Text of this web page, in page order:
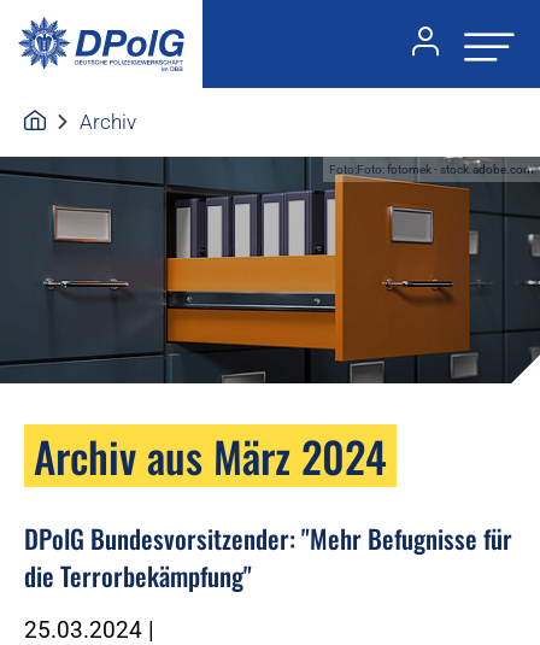
Archiv
Foto:Foto: fotomek - stock.adobe.com
Archiv aus März 2024
DPolG Bundesvorsitzender: "Mehr Befugnisse für
die Terrorbekämpfung"
25.03.2024 |